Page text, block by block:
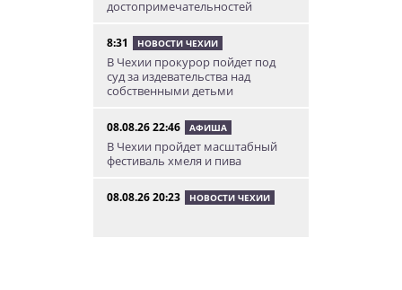
достопримечательностей
8:31 НОВОСТИ ЧЕХИИ
В Чехии прокурор пойдет под
суд за издевательства над
собственными детьми
08.08.26 22:46 АФИША
В Чехии пройдет масштабный
фестиваль хмеля и пива
08.08.26 20:23 НОВОСТИ ЧЕХИИ